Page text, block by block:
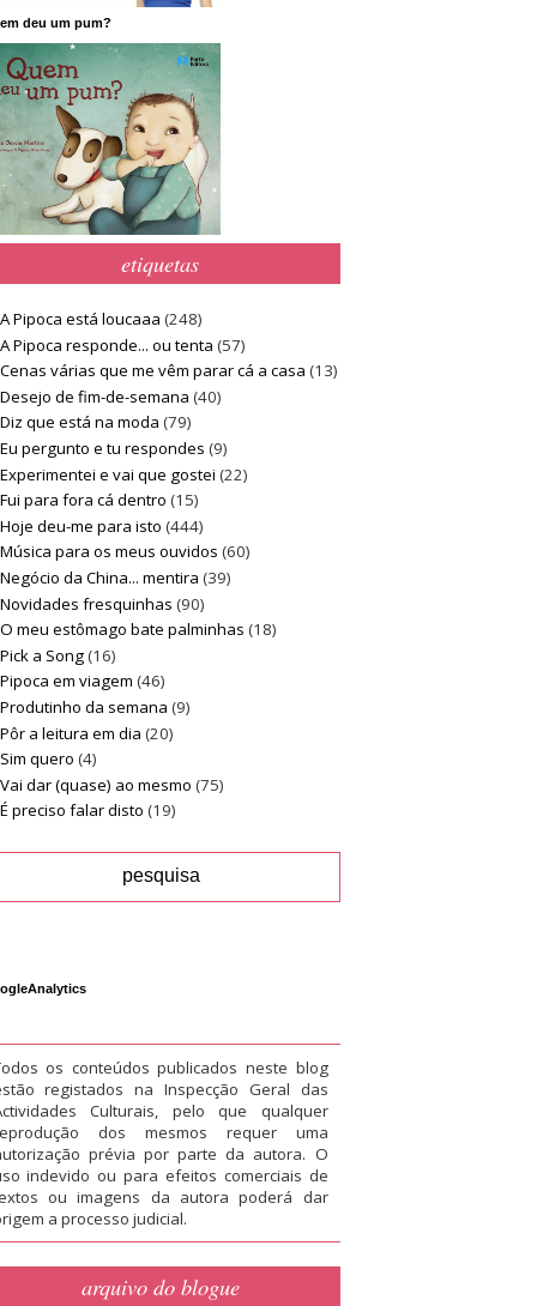
deu um pum?
etiquetas
A Pipoca está loucaaa (248)
A Pipoca responde... ou tenta (57)
Cenas várias que me vêm parar cá a casa (13)
Desejo de fim-de-semana (40)
Diz que está na moda (79)
Eu pergunto e tu respondes (9)
Experimentei e vai que gostei (22)
Fui para fora cá dentro (15)
Hoje deu-me para isto (444)
Música para os meus ouvidos (60)
Negócio da China... mentira (39)
Novidades fresquinhas (90)
O meu estômago bate palminhas (18)
Pick a Song(16)
Pipoca em viagem (46)
Produtinho da semana (9)
Pôr a leitura em dia (20)
Sim quero (4)
Vai dar (quase) ao mesmo (75)
É preciso falar disto (19)
os conteúdos publicados neste blog
registados na Inspecção Geral das
Culturais, pelo que qualquer
dos mesmos requer uma
prévia por parte da autora. O
indevido ou para efeitos comerciais de
ou imagens da autora poderá dar
a processo judicial.
arquivo do blogue